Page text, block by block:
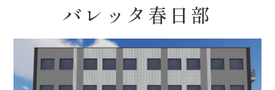
バレッタ春日部